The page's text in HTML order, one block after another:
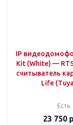
IP
Kit (White) —
считыватель
Life
Есть
23 750 р